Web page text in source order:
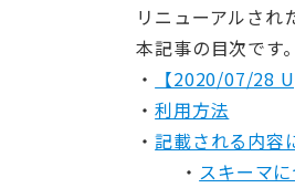
リニューアルされ
本記事の目次です。
【2020/07/28
利用方法
記載される内容
スキーマ